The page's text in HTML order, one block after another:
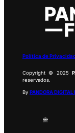
Política de
Copyright © 2025
reservados.
By PANDORA DIGITAL